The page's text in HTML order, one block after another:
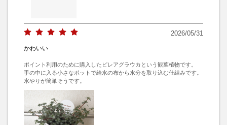
2026/05/31
かわいい
ポイント利用のために購入したピレアグラウカという観葉植物です。
手の中に入る小さなポットで給水の布から水分を取り込む仕組みです。
水やりが簡単そうです。